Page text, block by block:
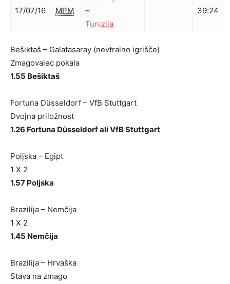
17/07/16 MPM
–
Tunizija
39:24
Bešiktaš – Galatasaray (nevtralno igrišče)
Zmagovalec pokala
1.55 Bešiktaš
Fortuna Düsseldorf – VfB Stuttgart
Dvojna priložnost
1.26 Fortuna Düsseldorf ali VfB Stuttgart
Poljska – Egipt
1 X 2
1.57 Poljska
Brazilija – Nemčija
1 X 2
1.45 Nemčija
Brazilija – Hrvaška
Stava na zmago